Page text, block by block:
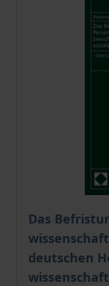
Das
deutschen
Der Preis